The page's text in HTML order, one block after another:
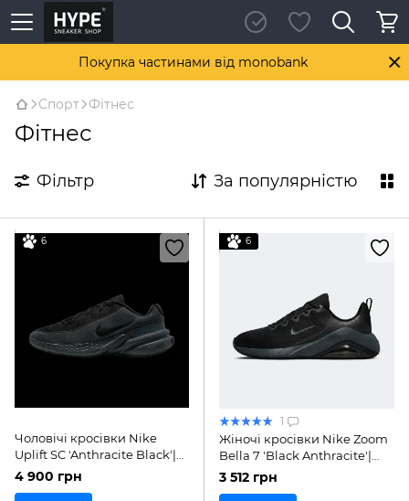
Покупка частинами від monobank
Спорт Фітнес
Фітнес
Фільтр За популярністю
6
Чоловічі кросівки Nike
Uplift SC 'Anthracite Black'|
IB2765-001
4 900 грн
6
1
Жіночі кросівки Nike Zoom
Bella 7 'Black Anthracite'|
FZ1689-002
3 512 грн